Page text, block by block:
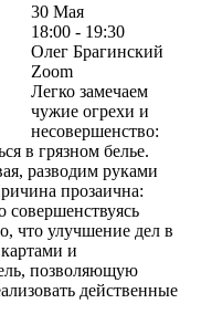
30 Мая
18:00 - 19:30
Олег Брагинский
Zoom
Легко замечаем
чужие огрехи и
несовершенство:
в грязном белье.
разводим руками
прозаична:
совершенствуясь
что улучшение дел в
и
позволяющую
действенные